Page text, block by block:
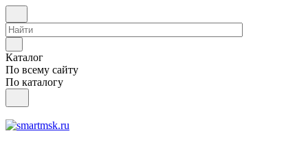
Каталог
По всему сайту
По каталогу